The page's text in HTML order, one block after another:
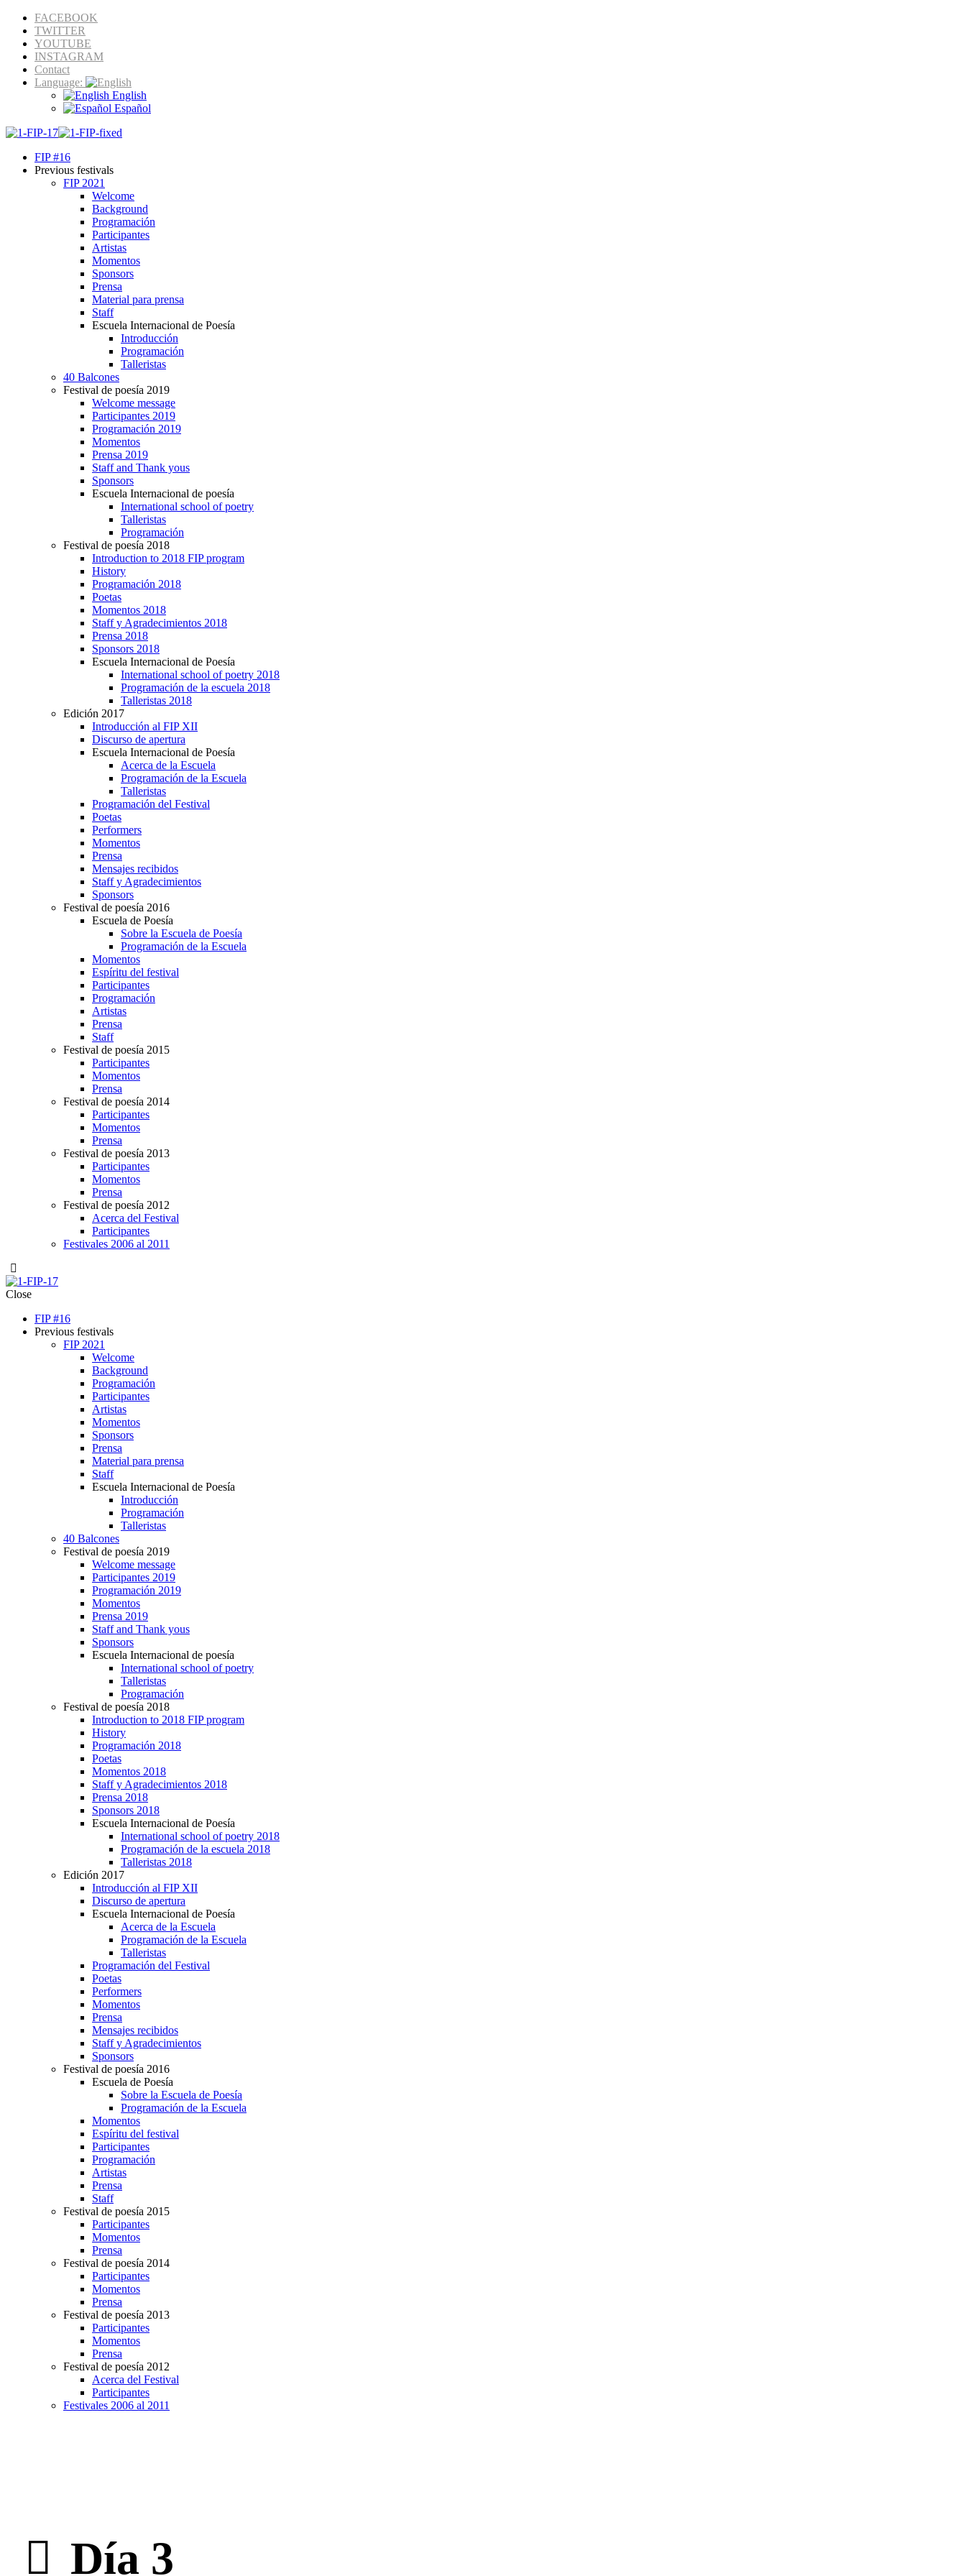
FACEBOOK
TWITTER
YOUTUBE
INSTAGRAM
Contact
Language:
English
Español
FIP #16
Previous festivals
FIP 2021
Welcome
Background
Programación
Participantes
Artistas
Momentos
Sponsors
Prensa
Material para prensa
Staff
Escuela Internacional de Poesía
Introducción
Programación
Talleristas
40 Balcones
Festival de poesía 2019
Welcome message
Participantes 2019
Programación 2019
Momentos
Prensa 2019
Staff and Thank yous
Sponsors
Escuela Internacional de poesía
International school of poetry
Talleristas
Programación
Festival de poesía 2018
Introduction to 2018 FIP program
History
Programación 2018
Poetas
Momentos 2018
Staff y Agradecimientos 2018
Prensa 2018
Sponsors 2018
Escuela Internacional de Poesía
International school of poetry 2018
Programación de la escuela 2018
Talleristas 2018
Edición 2017
Introducción al FIP XII
Discurso de apertura
Escuela Internacional de Poesía
Acerca de la Escuela
Programación de la Escuela
Talleristas
Programación del Festival
Poetas
Performers
Momentos
Prensa
Mensajes recibidos
Staff y Agradecimientos
Sponsors
Festival de poesía 2016
Escuela de Poesía
Sobre la Escuela de Poesía
Programación de la Escuela
Momentos
Espíritu del festival
Participantes
Programación
Artistas
Prensa
Staff
Festival de poesía 2015
Participantes
Momentos
Prensa
Festival de poesía 2014
Participantes
Momentos
Prensa
Festival de poesía 2013
Participantes
Momentos
Prensa
Festival de poesía 2012
Acerca del Festival
Participantes
Festivales 2006 al 2011
Close
FIP #16
Previous festivals
FIP 2021
Welcome
Background
Programación
Participantes
Artistas
Momentos
Sponsors
Prensa
Material para prensa
Staff
Escuela Internacional de Poesía
Introducción
Programación
Talleristas
40 Balcones
Festival de poesía 2019
Welcome message
Participantes 2019
Programación 2019
Momentos
Prensa 2019
Staff and Thank yous
Sponsors
Escuela Internacional de poesía
International school of poetry
Talleristas
Programación
Festival de poesía 2018
Introduction to 2018 FIP program
History
Programación 2018
Poetas
Momentos 2018
Staff y Agradecimientos 2018
Prensa 2018
Sponsors 2018
Escuela Internacional de Poesía
International school of poetry 2018
Programación de la escuela 2018
Talleristas 2018
Edición 2017
Introducción al FIP XII
Discurso de apertura
Escuela Internacional de Poesía
Acerca de la Escuela
Programación de la Escuela
Talleristas
Programación del Festival
Poetas
Performers
Momentos
Prensa
Mensajes recibidos
Staff y Agradecimientos
Sponsors
Festival de poesía 2016
Escuela de Poesía
Sobre la Escuela de Poesía
Programación de la Escuela
Momentos
Espíritu del festival
Participantes
Programación
Artistas
Prensa
Staff
Festival de poesía 2015
Participantes
Momentos
Prensa
Festival de poesía 2014
Participantes
Momentos
Prensa
Festival de poesía 2013
Participantes
Momentos
Prensa
Festival de poesía 2012
Acerca del Festival
Participantes
Festivales 2006 al 2011
Día 3